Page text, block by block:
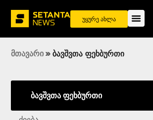
უყურე ახლა
მთავარი » ბავშვთა ფეხბურთი
ბავშვთა ფეხბურთი